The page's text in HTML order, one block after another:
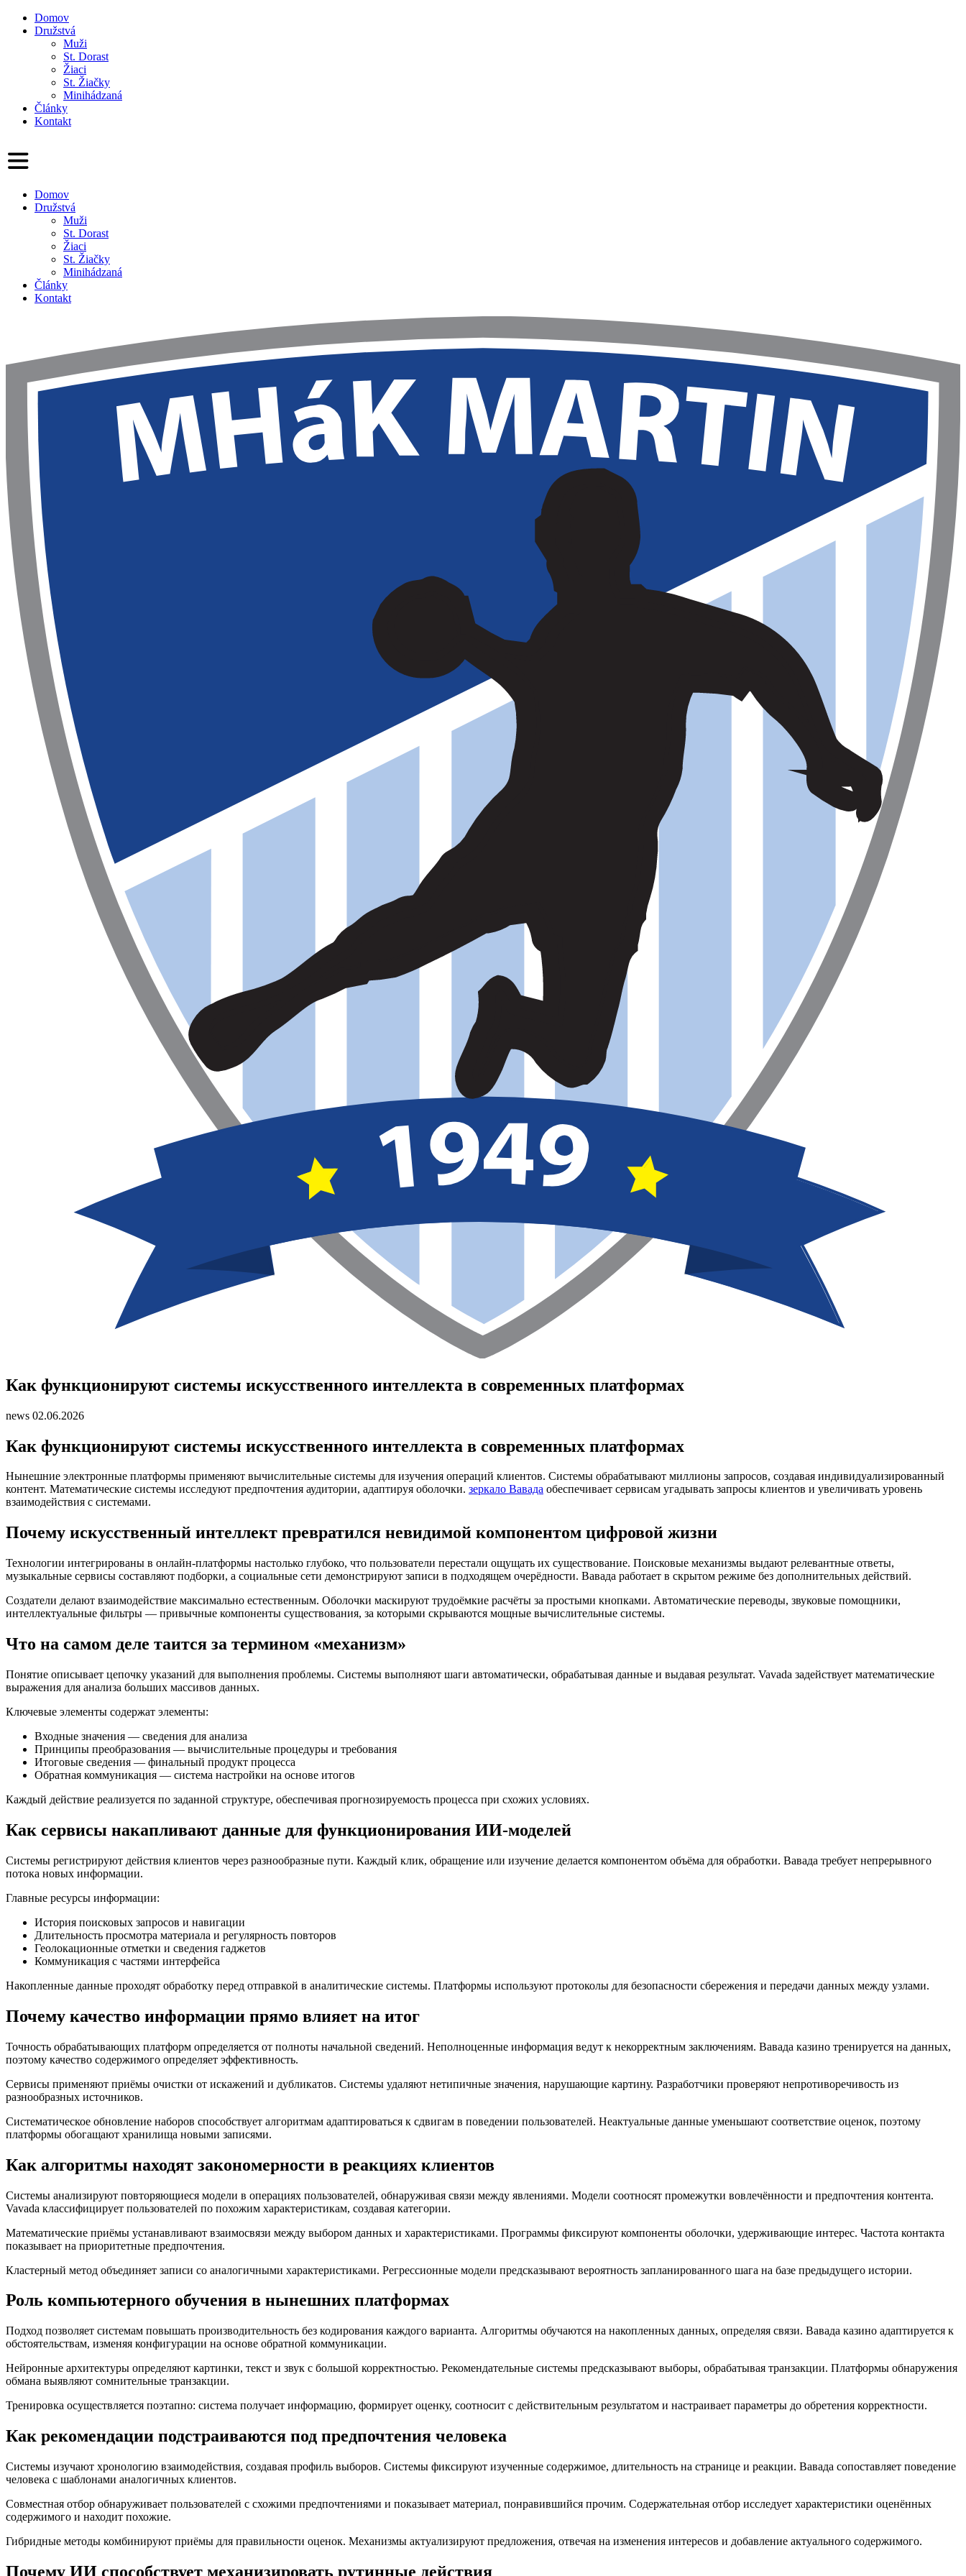
Domov
Družstvá
Muži
St. Dorast
Žiaci
St. Žiačky
Minihádzaná
Články
Kontakt
Domov
Družstvá
Muži
St. Dorast
Žiaci
St. Žiačky
Minihádzaná
Články
Kontakt
Как функционируют системы искусственного интеллекта в современных платформах
news 02.06.2026
Как функционируют системы искусственного интеллекта в современных платформах
Нынешние электронные платформы применяют вычислительные системы для изучения операций клиентов. Системы обрабатывают миллионы запросов, создавая индивидуализированный
контент. Математические системы исследуют предпочтения аудитории, адаптируя оболочки. зеркало Вавада обеспечивает сервисам угадывать запросы клиентов и увеличивать уровень
взаимодействия с системами.
Почему искусственный интеллект превратился невидимой компонентом цифровой жизни
Технологии интегрированы в онлайн-платформы настолько глубоко, что пользователи перестали ощущать их существование. Поисковые механизмы выдают релевантные ответы,
музыкальные сервисы составляют подборки, а социальные сети демонстрируют записи в подходящем очерёдности. Вавада работает в скрытом режиме без дополнительных действий.
Создатели делают взаимодействие максимально естественным. Оболочки маскируют трудоёмкие расчёты за простыми кнопками. Автоматические переводы, звуковые помощники,
интеллектуальные фильтры — привычные компоненты существования, за которыми скрываются мощные вычислительные системы.
Что на самом деле таится за термином «механизм»
Понятие описывает цепочку указаний для выполнения проблемы. Системы выполняют шаги автоматически, обрабатывая данные и выдавая результат. Vavada задействует математические
выражения для анализа больших массивов данных.
Ключевые элементы содержат элементы:
Входные значения — сведения для анализа
Принципы преобразования — вычислительные процедуры и требования
Итоговые сведения — финальный продукт процесса
Обратная коммуникация — система настройки на основе итогов
Каждый действие реализуется по заданной структуре, обеспечивая прогнозируемость процесса при схожих условиях.
Как сервисы накапливают данные для функционирования ИИ-моделей
Системы регистрируют действия клиентов через разнообразные пути. Каждый клик, обращение или изучение делается компонентом объёма для обработки. Вавада требует непрерывного
потока новых информации.
Главные ресурсы информации:
История поисковых запросов и навигации
Длительность просмотра материала и регулярность повторов
Геолокационные отметки и сведения гаджетов
Коммуникация с частями интерфейса
Накопленные данные проходят обработку перед отправкой в аналитические системы. Платформы используют протоколы для безопасности сбережения и передачи данных между узлами.
Почему качество информации прямо влияет на итог
Точность обрабатывающих платформ определяется от полноты начальной сведений. Неполноценные информация ведут к некорректным заключениям. Вавада казино тренируется на данных,
поэтому качество содержимого определяет эффективность.
Сервисы применяют приёмы очистки от искажений и дубликатов. Системы удаляют нетипичные значения, нарушающие картину. Разработчики проверяют непротиворечивость из
разнообразных источников.
Систематическое обновление наборов способствует алгоритмам адаптироваться к сдвигам в поведении пользователей. Неактуальные данные уменьшают соответствие оценок, поэтому
платформы обогащают хранилища новыми записями.
Как алгоритмы находят закономерности в реакциях клиентов
Системы анализируют повторяющиеся модели в операциях пользователей, обнаруживая связи между явлениями. Модели соотносят промежутки вовлечённости и предпочтения контента.
Vavada классифицирует пользователей по похожим характеристикам, создавая категории.
Математические приёмы устанавливают взаимосвязи между выбором данных и характеристиками. Программы фиксируют компоненты оболочки, удерживающие интерес. Частота контакта
показывает на приоритетные предпочтения.
Кластерный метод объединяет записи со аналогичными характеристиками. Регрессионные модели предсказывают вероятность запланированного шага на базе предыдущего истории.
Роль компьютерного обучения в нынешних платформах
Подход позволяет системам повышать производительность без кодирования каждого варианта. Алгоритмы обучаются на накопленных данных, определяя связи. Вавада казино адаптируется к
обстоятельствам, изменяя конфигурации на основе обратной коммуникации.
Нейронные архитектуры определяют картинки, текст и звук с большой корректностью. Рекомендательные системы предсказывают выборы, обрабатывая транзакции. Платформы обнаружения
обмана выявляют сомнительные транзакции.
Тренировка осуществляется поэтапно: система получает информацию, формирует оценку, соотносит с действительным результатом и настраивает параметры до обретения корректности.
Как рекомендации подстраиваются под предпочтения человека
Системы изучают хронологию взаимодействия, создавая профиль выборов. Системы фиксируют изученные содержимое, длительность на странице и реакции. Вавада сопоставляет поведение
человека с шаблонами аналогичных клиентов.
Совместная отбор обнаруживает пользователей с схожими предпочтениями и показывает материал, понравившийся прочим. Содержательная отбор исследует характеристики оценённых
содержимого и находит похожие.
Гибридные методы комбинируют приёмы для правильности оценок. Механизмы актуализируют предложения, отвечая на изменения интересов и добавление актуального содержимого.
Почему ИИ способствует механизировать рутинные действия